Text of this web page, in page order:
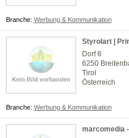
Branche: Werbung & Kommunikation
Styrolart |
Dorf 6
6250
Tirol
Österreich
Branche: Werbung & Kommunikation
marcomedia